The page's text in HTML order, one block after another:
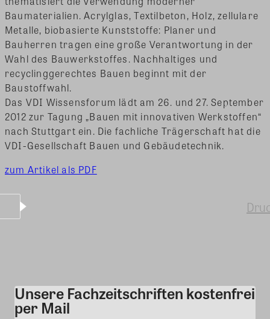
Baumaterialien. Acrylglas, Textilbeton, Holz, zellulare
Metalle, biobasierte Kunststoffe: Planer und
Bauherren tragen eine große Verantwortung in der
Wahl des Bauwerkstoffes. Nachhaltiges und
recyclinggerechtes Bauen beginnt mit der
Baustoffwahl.
Das VDI Wissensforum lädt am 26. und 27. September
2012 zur Tagung „Bauen mit innovativen Werkstoffen“
nach Stuttgart ein. Die fachliche Trägerschaft hat die
VDI-Gesellschaft Bauen und Gebäudetechnik.
zum Artikel als PDF
Kommentar
Unsere Fachzeitschriften kostenfrei
per Mail